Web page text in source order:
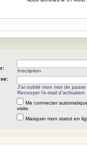
Inscription
J’ai oublié mon mot de passe
Renvoyer l’e-mail d’activation
Me connecter
visite
Masquer mon statut en